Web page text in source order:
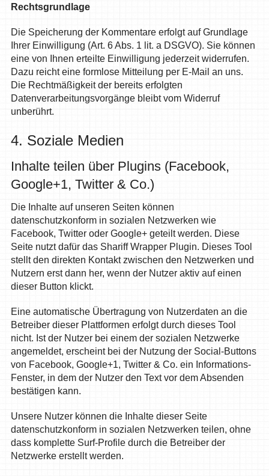
Rechtsgrundlage
Die Speicherung der Kommentare erfolgt auf Grundlage
Ihrer Einwilligung (Art. 6 Abs. 1 lit. a DSGVO). Sie können
eine von Ihnen erteilte Einwilligung jederzeit widerrufen.
Dazu reicht eine formlose Mitteilung per E-Mail an uns.
Die Rechtmäßigkeit der bereits erfolgten
Datenverarbeitungsvorgänge bleibt vom Widerruf
unberührt.
4. Soziale Medien
Inhalte teilen über Plugins (Facebook,
Google+1, Twitter & Co.)
Die Inhalte auf unseren Seiten können
datenschutzkonform in sozialen Netzwerken wie
Facebook, Twitter oder Google+ geteilt werden. Diese
Seite nutzt dafür das Shariff Wrapper Plugin. Dieses Tool
stellt den direkten Kontakt zwischen den Netzwerken und
Nutzern erst dann her, wenn der Nutzer aktiv auf einen
dieser Button klickt.
Eine automatische Übertragung von Nutzerdaten an die
Betreiber dieser Plattformen erfolgt durch dieses Tool
nicht. Ist der Nutzer bei einem der sozialen Netzwerke
angemeldet, erscheint bei der Nutzung der Social-Buttons
von Facebook, Google+1, Twitter & Co. ein Informations-
Fenster, in dem der Nutzer den Text vor dem Absenden
bestätigen kann.
Unsere Nutzer können die Inhalte dieser Seite
datenschutzkonform in sozialen Netzwerken teilen, ohne
dass komplette Surf-Profile durch die Betreiber der
Netzwerke erstellt werden.